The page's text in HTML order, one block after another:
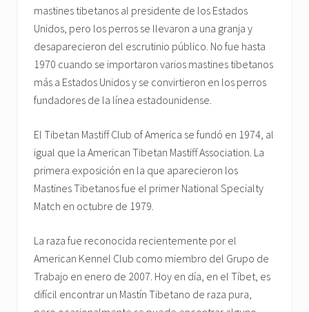
mastines tibetanos al presidente de los Estados
Unidos, pero los perros se llevaron a una granja y
desaparecieron del escrutinio público. No fue hasta
1970 cuando se importaron varios mastines tibetanos
más a Estados Unidos y se convirtieron en los perros
fundadores de la línea estadounidense.
El Tibetan Mastiff Club of America se fundó en 1974, al
igual que la American Tibetan Mastiff Association. La
primera exposición en la que aparecieron los
Mastines Tibetanos fue el primer National Specialty
Match en octubre de 1979.
La raza fue reconocida recientemente por el
American Kennel Club como miembro del Grupo de
Trabajo en enero de 2007. Hoy en día, en el Tíbet, es
difícil encontrar un Mastín Tibetano de raza pura,